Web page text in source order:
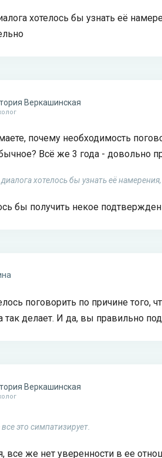
хотелось бы узнать её
Веркашинская
почему необходимость
Всё же 3 года - довольно
диалога хотелось бы узнать её
бы получить некое
поговорить по причине того,
так делает. И да, вы правильно
Веркашинская
это симпатизирует.
все же нет уверенности в ее